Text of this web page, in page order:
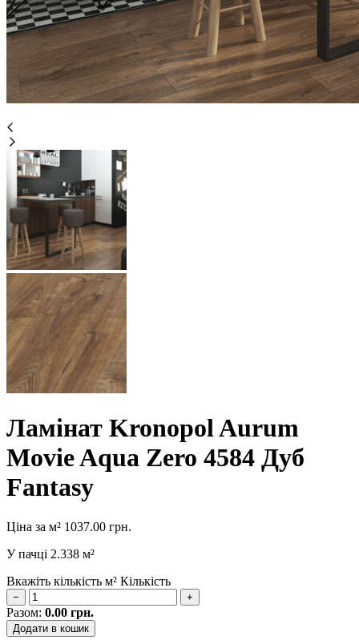
Ламінат Kronopol Aurum
Movie Aqua Zero 4584 Дуб
Fantasy
Ціна за м² 1037.00 грн.
У пачці 2.338 м²
Вкажіть кількість м² Кількість
− +
Разом: 0.00 грн.
Додати в кошик